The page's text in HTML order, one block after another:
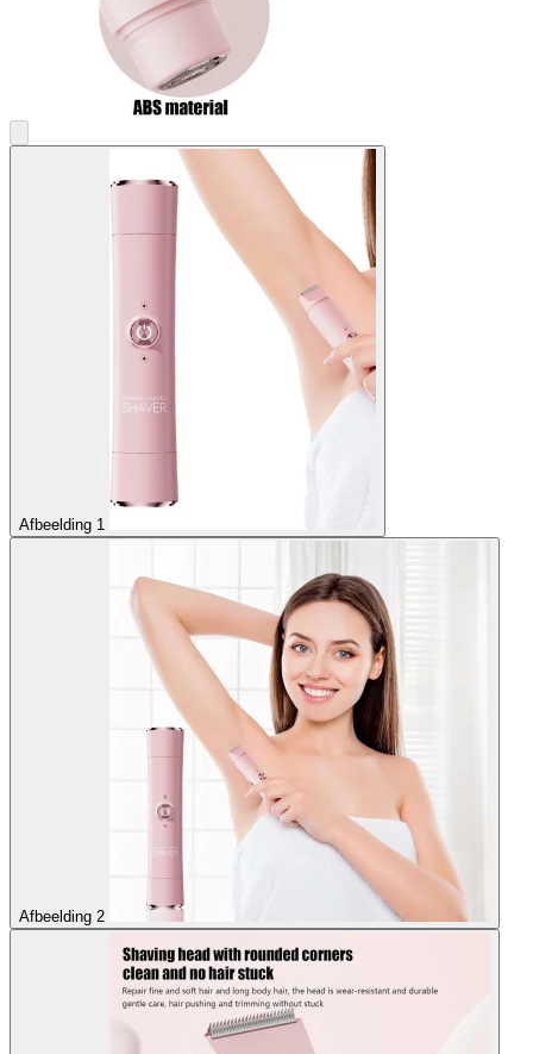
Afbeelding 1
Afbeelding 2